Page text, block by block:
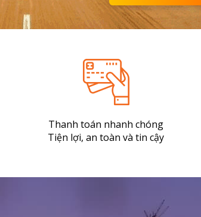
Thanh toán nhanh chóng
Tiện lợi, an toàn và tin cậy